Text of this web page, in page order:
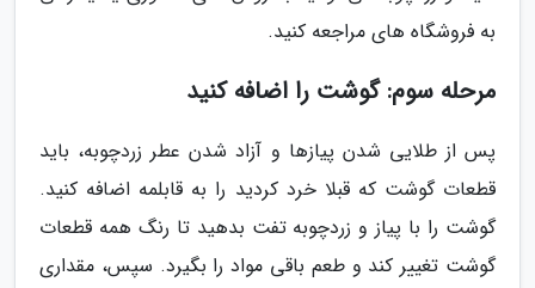
به فروشگاه های مراجعه کنید.
مرحله سوم: گوشت را اضافه کنید
پس از طلایی شدن پیازها و آزاد شدن عطر زردچوبه، باید
قطعات گوشت که قبلا خرد کردید را به قابلمه اضافه کنید.
گوشت را با پیاز و زردچوبه تفت بدهید تا رنگ همه قطعات
گوشت تغییر کند و طعم باقی مواد را بگیرد. سپس، مقداری